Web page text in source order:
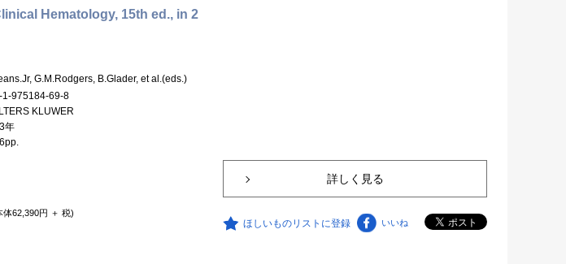
Hematology, 15th ed., in 2
G.M.Rodgers, B.Glader, et al.(eds.)
975184-69-8
KLUWER
年
体62,390円 ＋ 税)
詳しく見る
ほしいものリストに登録 いいね